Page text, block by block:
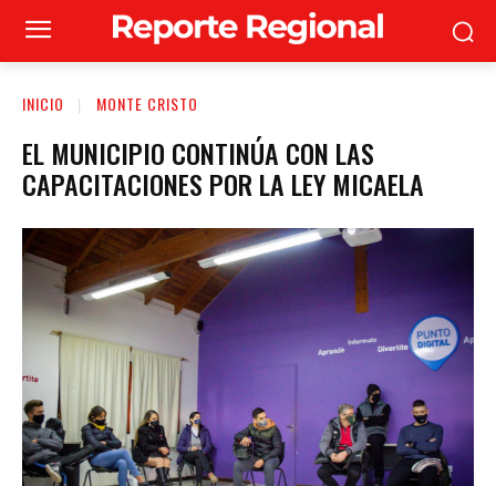
INICIO MONTE CRISTO
EL MUNICIPIO CONTINÚA CON LAS
CAPACITACIONES POR LA LEY MICAELA